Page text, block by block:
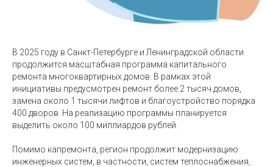
В 2025 году в Санкт-Петербурге и Ленинградской области
продолжится масштабная программа капитального
ремонта многоквартирных домов. В рамках этой
инициативы предусмотрен ремонт более 2 тысяч домов,
замена около 1 тысячи лифтов и благоустройство порядка
400 дворов. На реализацию программы планируется
выделить около 100 миллиардов рублей.
Помимо капремонта, регион продолжит модернизацию
инженерных систем, в частности, систем теплоснабжения,